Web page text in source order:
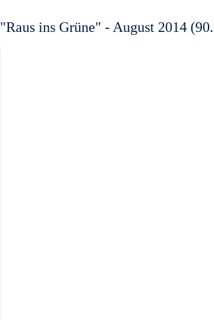
"Raus ins Grüne" - August 2014